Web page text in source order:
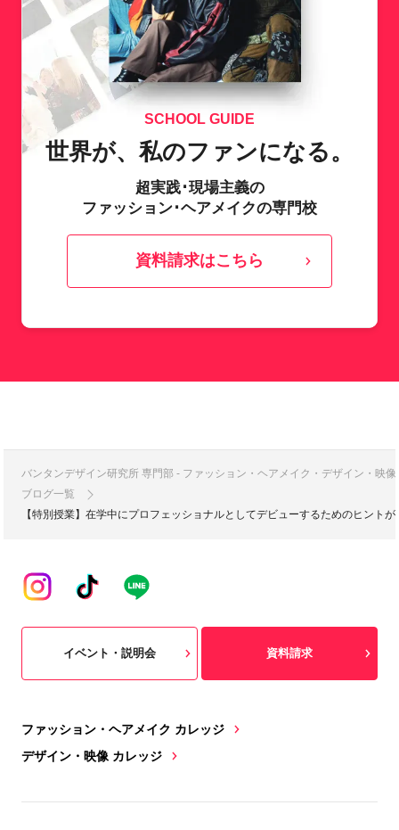
SCHOOL GUIDE
世界が、私のファンになる。
超実践･現場主義の
ファッション･ヘアメイクの専門校
資料請求はこちら
バンタンデザイン研究所 専門部 - ファッション・ヘアメイク・デザイン・映
ブログ一覧
【特別授業】在学中にプロフェッショナルとしてデビューするためのヒント
ファッション・ヘアメイク カレッジ
デザイン・映像 カレッジ
イベント・説明会 資料請求